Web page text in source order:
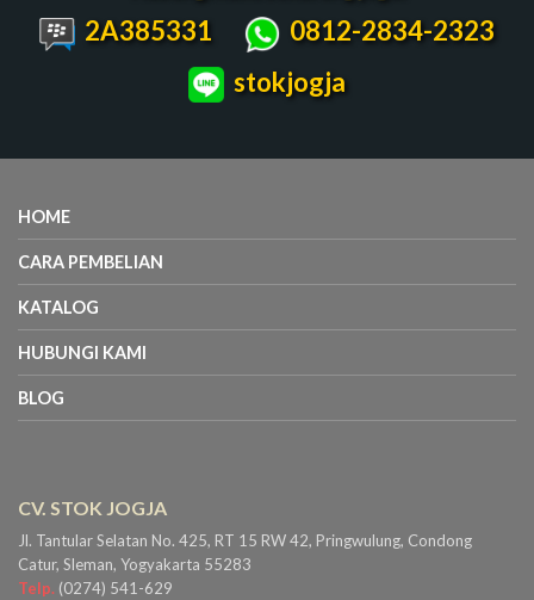
2A385331
0812-2834-2323
stokjogja
HOME
CARA PEMBELIAN
KATALOG
HUBUNGI KAMI
BLOG
CV. STOK JOGJA
Jl. Tantular Selatan No. 425, RT 15 RW 42, Pringwulung, Condong
Catur, Sleman, Yogyakarta 55283
Telp. (0274) 541-629